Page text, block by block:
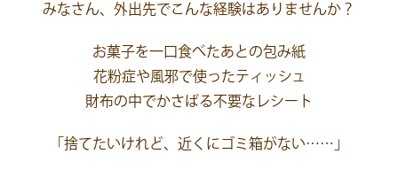
みなさん、外出先でこんな経験はありませんか？
お菓子を一口食べたあとの包み紙
花粉症や風邪で使ったティッシュ
財布の中でかさばる不要なレシート
「捨てたいけれど、近くにゴミ箱がない……」